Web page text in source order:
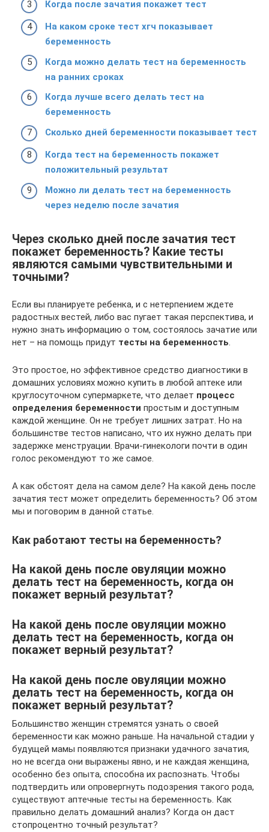
Когда после зачатия покажет тест
На каком сроке тест хгч показывает
беременность
Когда можно делать тест на беременность
на ранних сроках
Когда лучше всего делать тест на
беременность
Сколько дней беременности показывает тест
Когда тест на беременность покажет
положительный результат
Можно ли делать тест на беременность
через неделю после зачатия
Через сколько дней после зачатия тест
покажет беременность? Какие тесты
являются самыми чувствительными и
точными?
Если вы планируете ребенка, и с нетерпением ждете
радостных вестей, либо вас пугает такая перспектива, и
нужно знать информацию о том, состоялось зачатие или
нет – на помощь придут тесты на беременность.
Это простое, но эффективное средство диагностики в
домашних условиях можно купить в любой аптеке или
круглосуточном супермаркете, что делает процесс
определения беременности простым и доступным
каждой женщине. Он не требует лишних затрат. Но на
большинстве тестов написано, что их нужно делать при
задержке менструации. Врачи-гинекологи почти в один
голос рекомендуют то же самое.
А как обстоят дела на самом деле? На какой день после
зачатия тест может определить беременность? Об этом
мы и поговорим в данной статье.
Как работают тесты на беременность?
На какой день после овуляции можно
делать тест на беременность, когда он
покажет верный результат?
На какой день после овуляции можно
делать тест на беременность, когда он
покажет верный результат?
На какой день после овуляции можно
делать тест на беременность, когда он
покажет верный результат?
Большинство женщин стремятся узнать о своей
беременности как можно раньше. На начальной стадии у
будущей мамы появляются признаки удачного зачатия,
но не всегда они выражены явно, и не каждая женщина,
особенно без опыта, способна их распознать. Чтобы
подтвердить или опровергнуть подозрения такого рода,
существуют аптечные тесты на беременность. Как
правильно делать домашний анализ? Когда он даст
стопроцентно точный результат?